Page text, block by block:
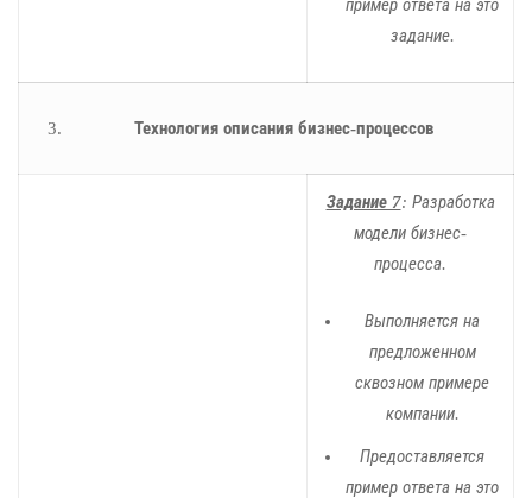
пример ответа на это
задание.
Технология описания бизнес-процессов
Задание 7: Разработка
модели бизнес-
процесса.
Выполняется на
предложенном
сквозном примере
компании.
Предоставляется
пример ответа на это